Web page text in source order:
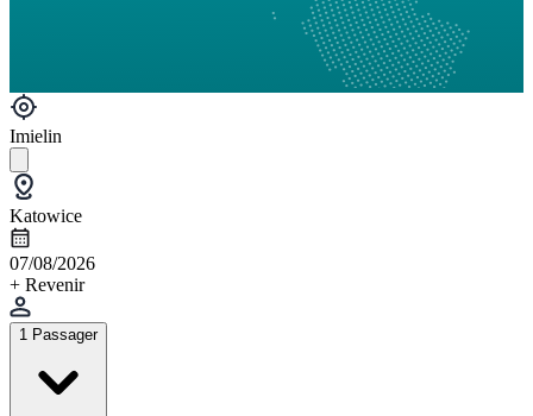
Imielin
Katowice
07/08/2026
+ Revenir
1 Passager